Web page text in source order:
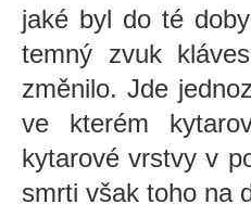
jaké byl do té
temný zvuk kláves
změnilo. Jde
ve kterém
kytarové vrstvy v
smrti však toho na